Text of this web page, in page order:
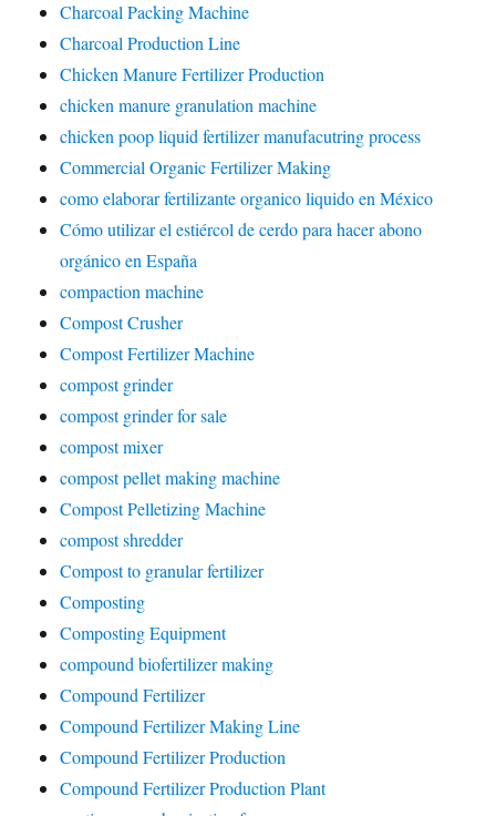
Charcoal Packing Machine
Charcoal Production Line
Chicken Manure Fertilizer Production
chicken manure granulation machine
chicken poop liquid fertilizer manufacutring process
Commercial Organic Fertilizer Making
como elaborar fertilizante organico liquido en México
Cómo utilizar el estiércol de cerdo para hacer abono
orgánico en España
compaction machine
Compost Crusher
Compost Fertilizer Machine
compost grinder
compost grinder for sale
compost mixer
compost pellet making machine
Compost Pelletizing Machine
compost shredder
Compost to granular fertilizer
Composting
Composting Equipment
compound biofertilizer making
Compound Fertilizer
Compound Fertilizer Making Line
Compound Fertilizer Production
Compound Fertilizer Production Plant